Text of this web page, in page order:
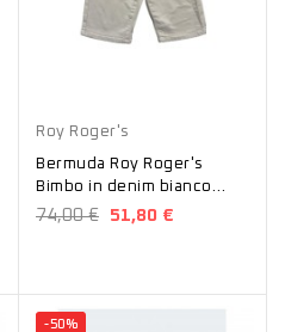
Roy Roger's
Bermuda Roy Roger's
Bimbo in denim bianco
B11400
74,00 € 51,80 €
-50%